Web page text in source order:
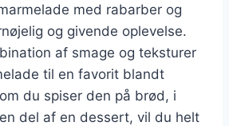
med rabarber og
og givende oplevelse.
af smage og teksturer
til en favorit blandt
du spiser den på brød, i
del af en dessert, vil du helt